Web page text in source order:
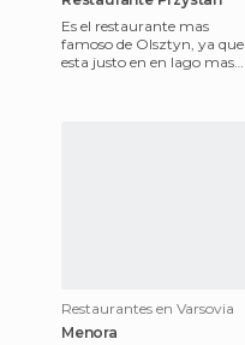
Es el restaurante mas
famoso de Olsztyn, ya que
esta justo en en lago mas
Restaurantes en Varsovia
Menora